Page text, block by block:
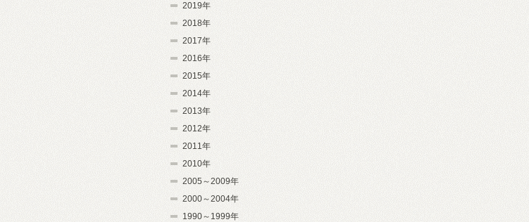
2019年
2018年
2017年
2016年
2015年
2014年
2013年
2012年
2011年
2010年
2005～2009年
2000～2004年
1990～1999年